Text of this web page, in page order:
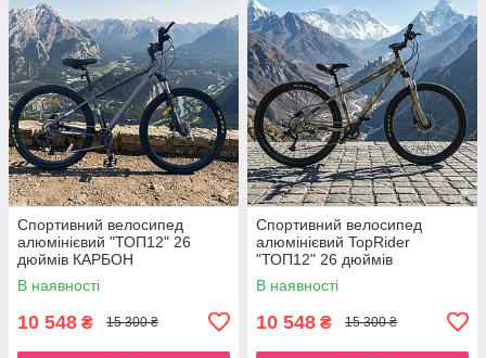
Спортивний велосипед
алюмінієвий "ТОП12" 26
дюймів КАРБОН
В наявності
10 548 ₴ 15 300 ₴
Спортивний велосипед
алюмінієвий TopRider
"ТОП12" 26 дюймів
Камуфляж
В наявності
10 548 ₴ 15 300 ₴